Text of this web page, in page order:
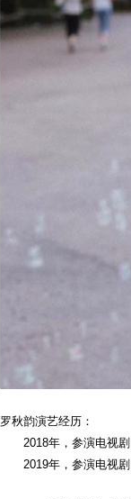
罗秋韵演艺经历：
2018年，参演电视
2019年，参演电视